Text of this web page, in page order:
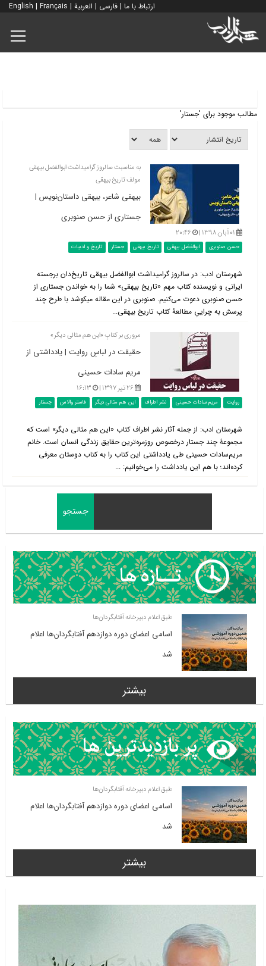
ارتباط با ما | فارسی | العربية |
English | Français
مطالب موجود برای 'جستار'
به مناسبت سالروز گرامیداشت ابوالفضل بیهقی
مولف تاریخ بیهقی
بیهقی شاعر، بیهقی داستان‌نویس |
جستاری از حسن صنوبری
۰۱ آبان ۱۳۹۸ | ۲۰:۴۶
حسن صنوبری ابوالفضل بیهقی تاریخ بیهقی جستار تاریخ و ادبیات
شهرستان ادب: در سالروز گرامیداشت ابوالفضل بیهقی تاریخ‌دان برجسته
ایرانی و نویسنده کتاب مهم «تاریخ بیهقی» شما را به خواندن جستاری از
حسن صنوبری دعوت می‌کنیم. صنوبری در این مقاله می‎کوشد با طرح چند
پرسش به چراییِ مطالعۀ کتاب تاریخ بیهقی...
مروری بر کتابِ «این هم مثالی دیگر»
حقیقت در لباسِ روایت | یادداشتی از
مریم سادات حسینی
۲۶ تیر ۱۳۹۷ | ۱۶:۱۳
روایت مریم سادات حسینی نشر اطراف این هم مثالی دیگر فاستر والاس جستار
شهرستان ادب: از جمله آثار نشر اطراف کتاب «این هم مثالی دیگر» است که
مجموعۀ چند جستار درخصوص روزمره‌ترین حقایق زندگی انسان است. خانم
مریم‌سادات حسینی طی یادداشتی این کتاب را به کتاب دوستان معرفی
کرده‌اند؛ با هم این یادداشت را می‌خوانیم: ...
طبق اعلام دبیرخانه آفتابگردان‌ها
اسامی اعضای دوره دوازدهم آفتابگردان‌ها اعلام
شد
بیشتر
طبق اعلام دبیرخانه آفتابگردان‌ها
اسامی اعضای دوره دوازدهم آفتابگردان‌ها اعلام
شد
بیشتر